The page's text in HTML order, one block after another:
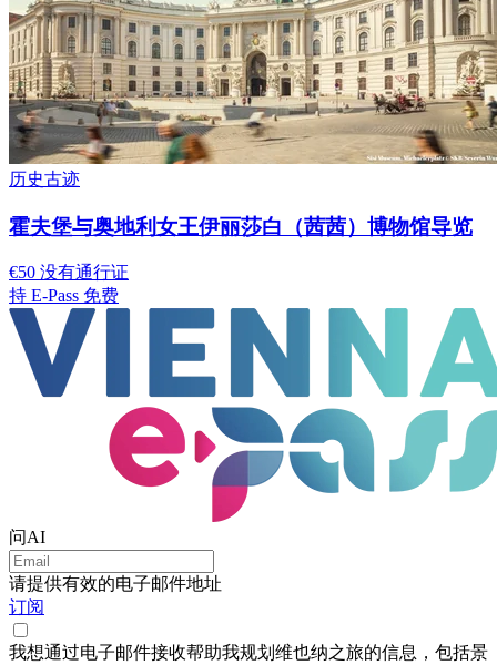
历史古迹
霍夫堡与奥地利女王伊丽莎白（茜茜）博物馆导览
€50 没有通行证
持 E-Pass 免费
问AI
请提供有效的电子邮件地址
订阅
我想通过电子邮件接收帮助我规划维也纳之旅的信息，包括景